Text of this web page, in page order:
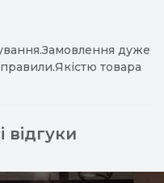
дуже
товара
відгуки